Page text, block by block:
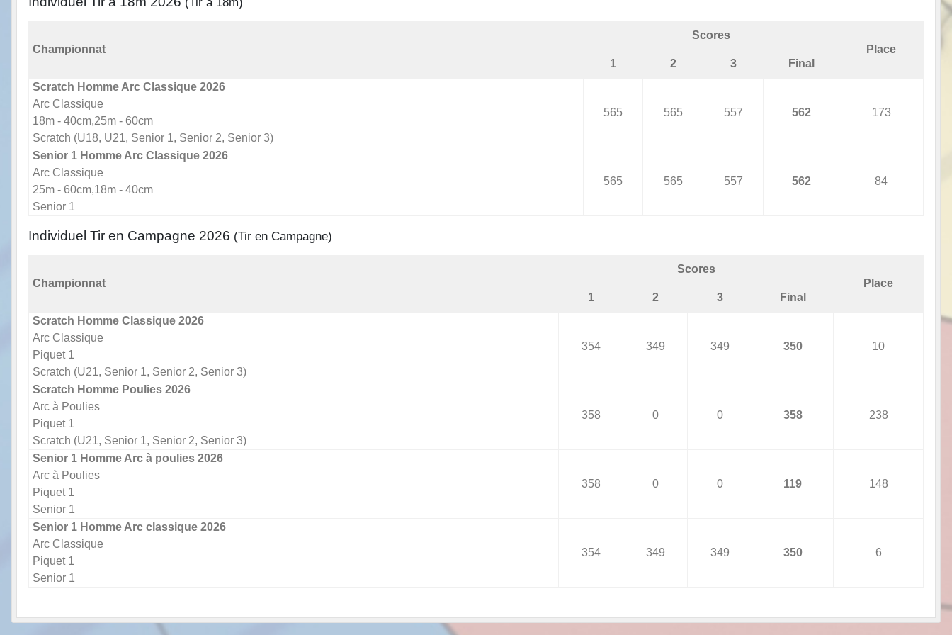
Championnat
Scores
Place
1
2 3
Final
Scratch Homme Arc Classique 2026
Arc Classique
18m - 40cm,25m - 60cm
Scratch (U18, U21, Senior 1, Senior 2, Senior 3)
565 565 557 562 173
Senior 1 Homme Arc Classique 2026
Arc Classique
25m - 60cm,18m - 40cm
Senior 1
565 565 557 562 84
Individuel Tir en Campagne 2026 (Tir en Campagne)
Championnat
Scores
Place
1
2 3
Final
Scratch Homme Classique 2026
Arc Classique
Piquet 1
Scratch (U21, Senior 1, Senior 2, Senior 3)
354 349 349 350 10
Scratch Homme Poulies 2026
Arc à Poulies
Piquet 1
Scratch (U21, Senior 1, Senior 2, Senior 3)
358 0 0 358 238
Senior 1 Homme Arc à poulies 2026
Arc à Poulies
Piquet 1
Senior 1
358 0 0 119 148
Senior 1 Homme Arc classique 2026
Arc Classique
Piquet 1
Senior 1
354 349 349 350 6